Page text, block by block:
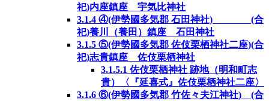
祀)内座鎮座 宇気比神社
3.1.4 ④(伊勢國多気郡 石田神社) (合
祀)養川（養田）鎮座 石田神社
3.1.5 ⑤(伊勢國多気郡 佐伎栗栖神社二座)(合
祀)志貴鎮座 佐伎栗栖神社
3.1.5.1 佐伎栗栖神社 跡地（明和町志
貴）〈『延喜式』佐伎栗栖神社二座〉
3.1.6 ⑥(伊勢國多気郡 竹佐々夫江神社) (合